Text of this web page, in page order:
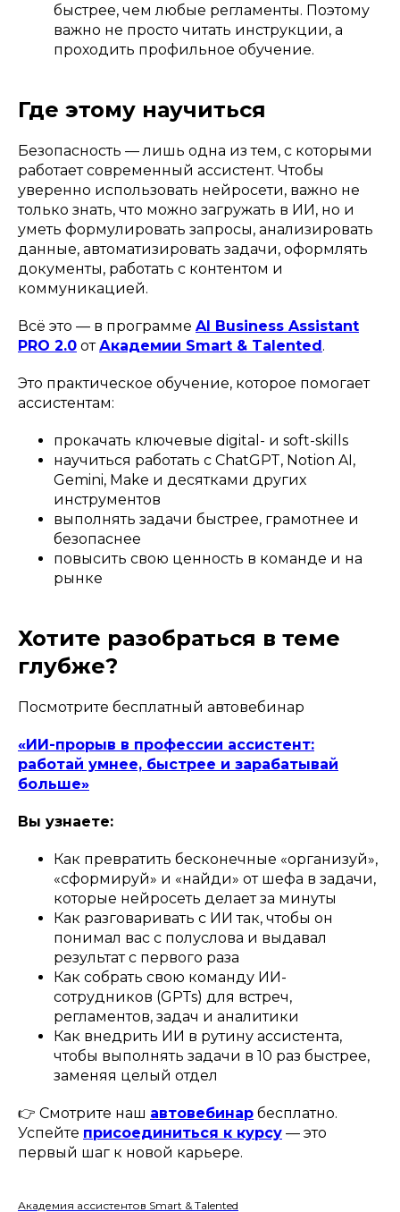
быстрее, чем любые регламенты. Поэтому
важно не просто читать инструкции, а
проходить профильное обучение.
Где этому научиться
Безопасность — лишь одна из тем, с которыми
работает современный ассистент. Чтобы
уверенно использовать нейросети, важно не
только знать, что можно загружать в ИИ, но и
уметь формулировать запросы, анализировать
данные, автоматизировать задачи, оформлять
документы, работать с контентом и
коммуникацией.
Всё это — в программе AI Business Assistant
PRO 2.0 отАкадемии Smart & Talented.
Это практическое обучение, которое помогает
ассистентам:
прокачать ключевые digital- и soft-skills
научиться работать с ChatGPT, Notion AI,
Gemini, Make и десятками других
инструментов
выполнять задачи быстрее, грамотнее и
безопаснее
повысить свою ценность в команде и на
рынке
Хотите разобраться в теме
глубже?
Посмотрите бесплатный автовебинар
«ИИ-прорыв в профессии ассистент:
работай умнее, быстрее и зарабатывай
больше»
Вы узнаете:
Как превратить бесконечные «организуй»,
«сформируй» и «найди» от шефа в задачи,
которые нейросеть делает за минуты
Как разговаривать с ИИ так, чтобы он
понимал вас с полуслова и выдавал
результат с первого раза
Как собрать свою команду ИИ-
сотрудников (GPTs) для встреч,
регламентов, задач и аналитики
Как внедрить ИИ в рутину ассистента,
чтобы выполнять задачи в 10 раз быстрее,
заменяя целый отдел
👉 Смотрите наш автовебинар бесплатно.
Успейте присоединиться к курсу — это
первый шаг к новой карьере.
Академия ассистентов Smart & Talented